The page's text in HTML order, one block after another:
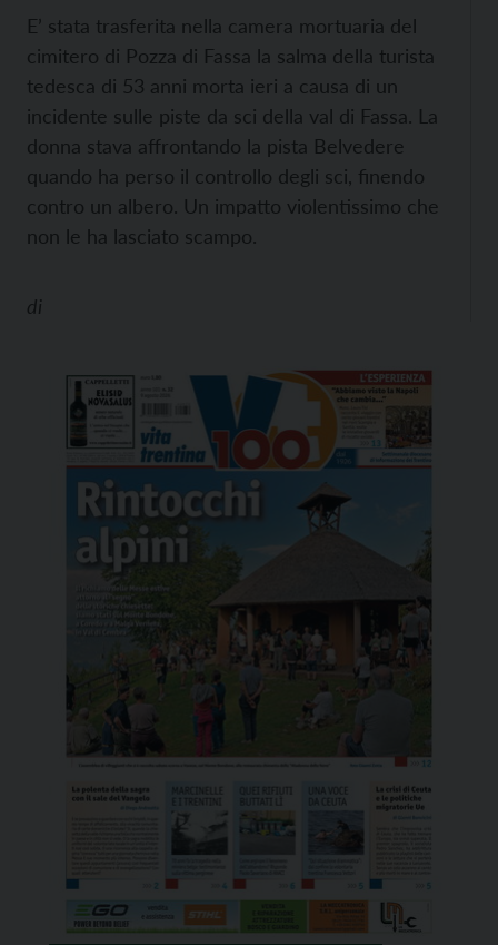
E’ stata trasferita nella camera mortuaria del
cimitero di Pozza di Fassa la salma della turista
tedesca di 53 anni morta ieri a causa di un
incidente sulle piste da sci della val di Fassa. La
donna stava affrontando la pista Belvedere
quando ha perso il controllo degli sci, finendo
contro un albero. Un impatto violentissimo che
non le ha lasciato scampo.
di